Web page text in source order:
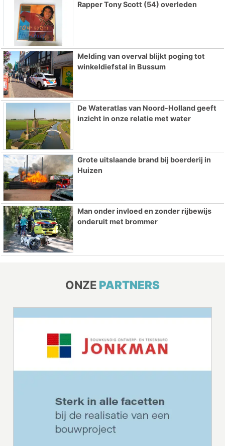
Rapper Tony Scott (54) overleden
Melding van overval blijkt poging tot
winkeldiefstal in Bussum
De Wateratlas van Noord-Holland geeft
inzicht in onze relatie met water
Grote uitslaande brand bij boerderij in
Huizen
Man onder invloed en zonder rijbewijs
onderuit met brommer
ONZE PARTNERS